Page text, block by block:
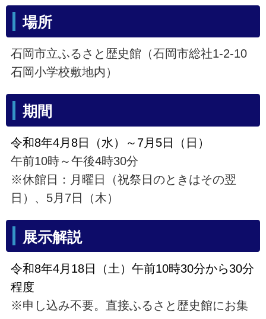
場所
石岡市立ふるさと歴史館（石岡市総社1-2-10
石岡小学校敷地内）
期間
令和8年4月8日（水）～7月5日（日）
午前10時～午後4時30分
※休館日：月曜日（祝祭日のときはその翌
日）、5月7日（木）
展示解説
令和8年4月18日（土）午前10時30分から30分
程度
※申し込み不要。直接ふるさと歴史館にお集